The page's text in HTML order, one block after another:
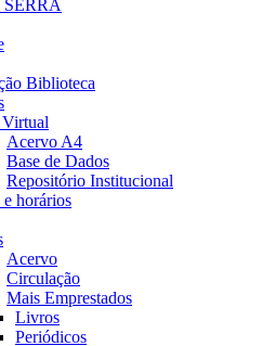
Biblioteca
Acervo A4
Base de Dados
Repositório Institucional
e horários
Acervo
Circulação
Mais Emprestados
Livros
Periódicos